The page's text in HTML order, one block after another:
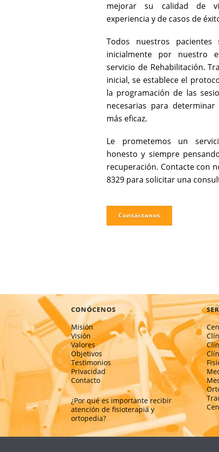
mejorar su calidad de
experiencia y de casos de
Todos nuestros pacientes
inicialmente por nuestro
servicio de Rehabilitación.
inicial, se establece el
la programación de las
necesarias para
más eficaz.
Le prometemos un
honesto y siempre
recuperación. Contacte con
8329 para solicitar una
Contáctanos
CONÓCENOS
Misión
Visión
Valores
Objetivos
Testimonios
Privacidad
Contacto
¿Por qué es importante recibir
atención de fisioterapia y
ortopedia?